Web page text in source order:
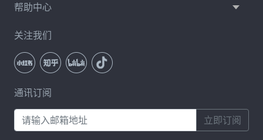
帮助中心
关注我们
通讯订阅
立即订阅